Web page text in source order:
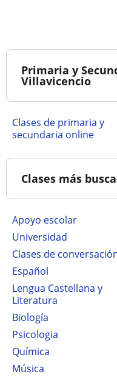
Primaria y
Villavicencio
Clases de primaria y
secundaria online
Clases más
Apoyo escolar
Universidad
Clases de
Español
Lengua Castellana y
Literatura
Biología
Psicologia
Química
Música